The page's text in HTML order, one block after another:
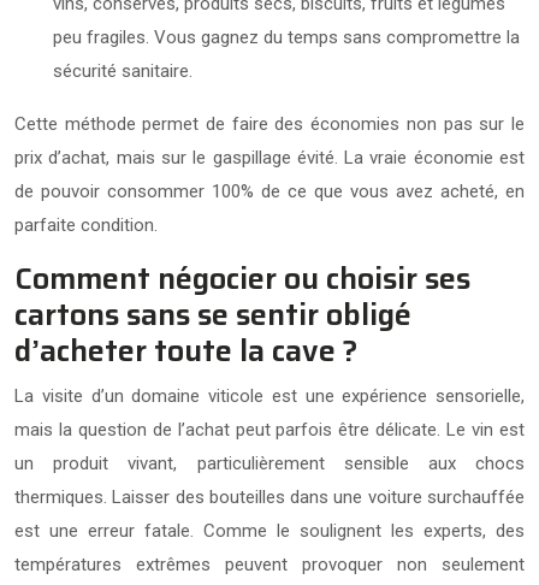
peu fragiles. Vous gagnez du temps sans compromettre la
sécurité sanitaire.
Cette méthode permet de faire des économies non pas sur le
prix d’achat, mais sur le gaspillage évité. La vraie économie est
de pouvoir consommer 100% de ce que vous avez acheté, en
parfaite condition.
Comment négocier ou choisir ses
cartons sans se sentir obligé
d’acheter toute la cave ?
La visite d’un domaine viticole est une expérience sensorielle,
mais la question de l’achat peut parfois être délicate. Le vin est
un produit vivant, particulièrement sensible aux chocs
thermiques. Laisser des bouteilles dans une voiture surchauffée
est une erreur fatale. Comme le soulignent les experts, des
températures extrêmes peuvent provoquer non seulement